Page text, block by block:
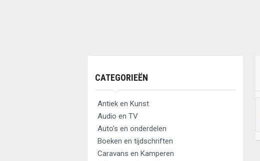
CATEGORIEËN
Antiek en Kunst
Audio en TV
Auto's en onderdelen
Boeken en tijdschriften
Caravans en Kamperen